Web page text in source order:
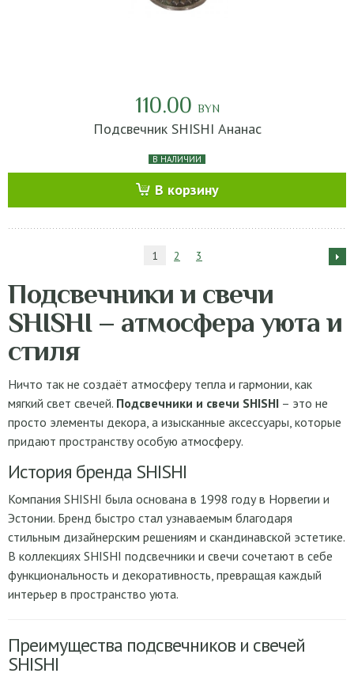
110.00 BYN
Подсвечник SHISHI Ананас
В НАЛИЧИИ
В корзину
1 2 3
Подсвечники и свечи
SHISHI – атмосфера уюта и
стиля
Ничто так не создаёт атмосферу тепла и гармонии, как
мягкий свет свечей. Подсвечники и свечи SHISHI – это не
просто элементы декора, а изысканные аксессуары, которые
придают пространству особую атмосферу.
История бренда SHISHI
Компания SHISHI была основана в 1998 году в Норвегии и
Эстонии. Бренд быстро стал узнаваемым благодаря
стильным дизайнерским решениям и скандинавской эстетике.
В коллекциях SHISHI подсвечники и свечи сочетают в себе
функциональность и декоративность, превращая каждый
интерьер в пространство уюта.
Преимущества подсвечников и свечей
SHISHI